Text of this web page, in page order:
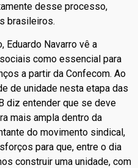
desse processo,
brasileiros.
Navarro vê a
como essencial para
a partir da Confecom. Ao
de unidade nesta etapa das
diz entender que se deve
mais ampla dentro da
do movimento sindical,
para que, entre o dia
construir uma unidade, com